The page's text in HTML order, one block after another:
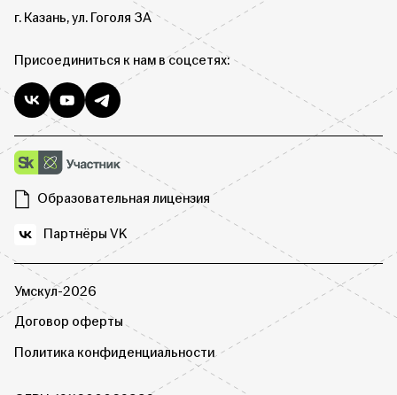
г. Казань, ул. Гоголя 3А
Присоединиться к нам в соцсетях:
Образовательная лицензия
Партнёры VK
Умскул-2026
Договор оферты
Политика конфиденциальности